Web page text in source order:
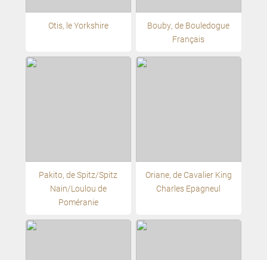
Otis, le Yorkshire
Bouby, de Bouledogue
Français
Pakito, de Spitz/Spitz
Nain/Loulou de
Poméranie
Oriane, de Cavalier King
Charles Epagneul